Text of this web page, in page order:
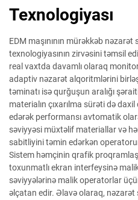
Texnologiyası
EDM maşınının mürəkkəb
texnologiyasının zirvəsini təmsil
real vaxtda davamlı olaraq
adaptiv nəzarət alqoritmlərini
təminatı isə qurğuşun aralığı
materialın çıxarılma sürəti də
edərək performansı avtomatik
səviyyəsi müxtəlif materiallar və
sabitliyini təmin edərkən
Sistem həmçinin qrafik
toxunmatlı ekran interfeysinə
səviyyələrinə malik operatorlar
əlçatan edir. Əlavə olaraq,